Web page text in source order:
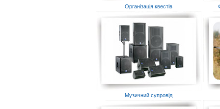
Організація квестів
Музичний супровід